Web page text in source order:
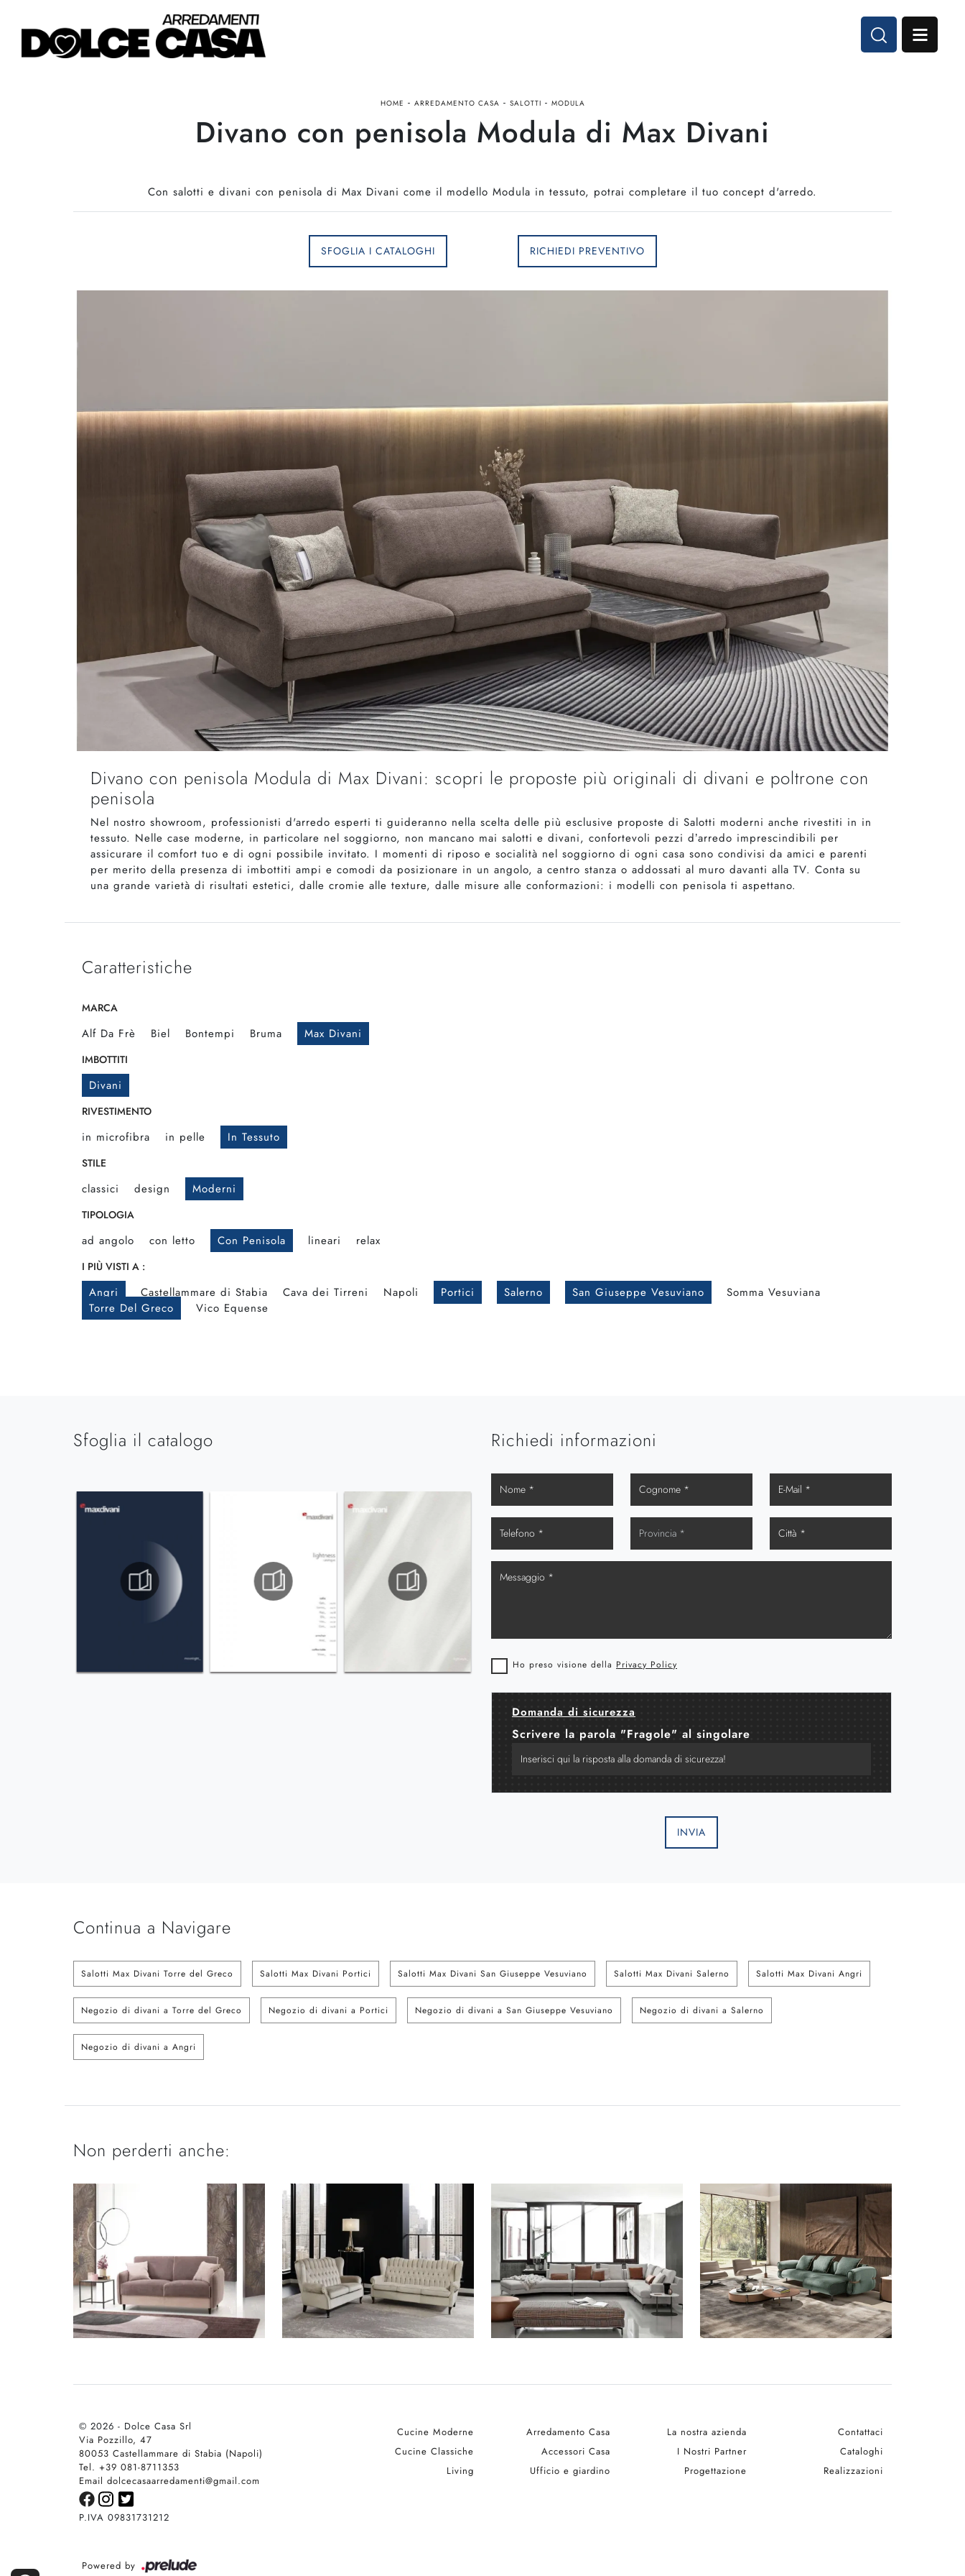
HOME - ARREDAMENTO CASA - SALOTTI - MODULA
Divano con penisola Modula di Max Divani
Con salotti e divani con penisola di Max Divani come il modello Modula in tessuto, potrai completare il tuo concept d'arredo.
SFOGLIA I CATALOGHI RICHIEDI PREVENTIVO
Divano con penisola Modula di Max Divani: scopri le proposte più originali di divani e poltrone con
penisola
Nel nostro showroom, professionisti d'arredo esperti ti guideranno nella scelta delle più esclusive proposte di Salotti moderni anche rivestiti in in
tessuto. Nelle case moderne, in particolare nel soggiorno, non mancano mai salotti e divani, confortevoli pezzi d’arredo imprescindibili per
assicurare il comfort tuo e di ogni possibile invitato. I momenti di riposo e socialità nel soggiorno di ogni casa sono condivisi da amici e parenti
per merito della presenza di imbottiti ampi e comodi da posizionare in un angolo, a centro stanza o addossati al muro davanti alla TV. Conta su
una grande varietà di risultati estetici, dalle cromie alle texture, dalle misure alle conformazioni: i modelli con penisola ti aspettano.
Caratteristiche
MARCA
Alf Da Frè Biel Bontempi Bruma Max Divani
IMBOTTITI
Divani
RIVESTIMENTO
in microfibra in pelle In Tessuto
STILE
classici design Moderni
TIPOLOGIA
ad angolo con letto Con Penisola lineari relax
I PIÙ VISTI A :
Angri Castellammare di Stabia Cava dei Tirreni Napoli Portici Salerno San Giuseppe Vesuviano
Somma Vesuviana
Torre Del Greco
Vico Equense
Sfoglia il catalogo Richiedi informazioni
Ho preso visione della Privacy Policy
Domanda di sicurezza
Scrivere la parola "Fragole" al singolare
INVIA
Continua a Navigare
Salotti Max Divani Torre del Greco Salotti Max Divani Portici Salotti Max Divani San Giuseppe Vesuviano Salotti Max Divani Salerno Salotti Max Divani Angri
Negozio di divani a Torre del Greco Negozio di divani a Portici Negozio di divani a San Giuseppe Vesuviano Negozio di divani a Salerno
Negozio di divani a Angri
Non perderti anche:
© 2026 - Dolce Casa Srl
Via Pozzillo, 47
80053 Castellammare di Stabia (Napoli)
Tel. +39 081-8711353
Email dolcecasaarredamenti@gmail.com
P.IVA 09831731212
Cucine Moderne
Cucine Classiche
Living
Arredamento Casa
Accessori Casa
Ufficio e giardino
La nostra azienda
I Nostri Partner
Progettazione
Contattaci
Cataloghi
Realizzazioni
Powered by